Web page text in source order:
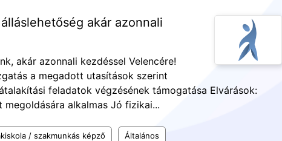
akár azonnali
akár azonnali kezdéssel Velencére!
a megadott utasítások szerint
feladatok végzésének támogatása Elvárások:
alkalmas Jó fizikai...
/ szakmunkás képző Általános